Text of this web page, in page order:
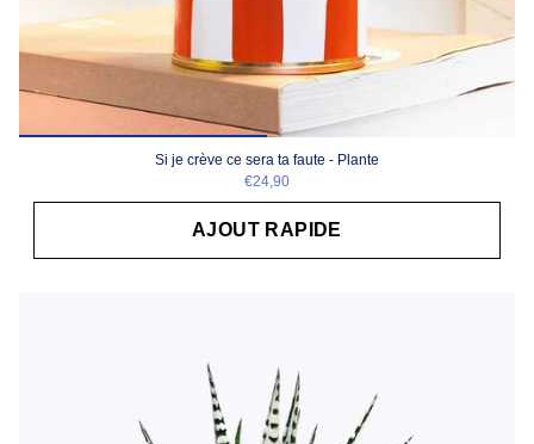
Si je crève ce sera ta faute - Plante
€24,90
AJOUT RAPIDE